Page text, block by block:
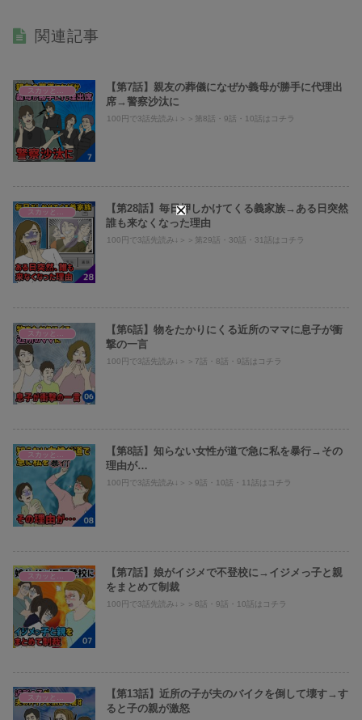
関連記事
【第7話】親友の葬儀になぜか義母が勝手に代理出
席→警察沙汰に
100円で3話先読み↓＞＞第8話・9話・10話はコチラ
スカッとまり子@義母、旦那への仕返し
【第28話】毎日押しかけてくる義家族→ある日突然
誰も来なくなった理由
100円で3話先読み↓＞＞第29話・30話・31話はコチラ
スカッとまり子@義母、旦那への仕返し
【第6話】物をたかりにくる近所のママに息子が衝
撃の一言
100円で3話先読み↓＞＞7話・8話・9話はコチラ
スカッとまり子@義母、旦那への仕返し
【第8話】知らない女性が道で急に私を暴行→その
理由が…
100円で3話先読み↓＞＞9話・10話・11話はコチラ
スカッとまり子@義母、旦那への仕返し
【第7話】娘がイジメで不登校に→イジメっ子と親
をまとめて制裁
100円で3話先読み↓＞＞8話・9話・10話はコチラ
スカッとまり子@義母、旦那への仕返し
【第13話】近所の子が夫のバイクを倒して壊す→す
ると子の親が激怒